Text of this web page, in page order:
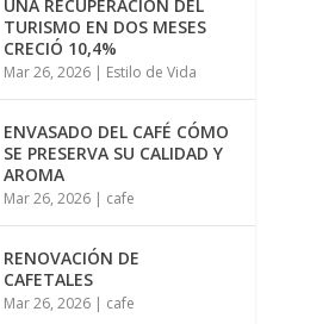
UNA RECUPERACIÓN DEL
TURISMO EN DOS MESES
CRECIÓ 10,4%
Mar 26, 2026 | Estilo de Vida
ENVASADO DEL CAFÉ CÓMO
SE PRESERVA SU CALIDAD Y
AROMA
Mar 26, 2026 | cafe
RENOVACIÓN DE
CAFETALES
Mar 26, 2026 | cafe